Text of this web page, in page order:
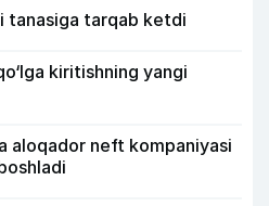
tanasiga tarqab ketdi
kiritishning yangi
aloqador neft kompaniyasi